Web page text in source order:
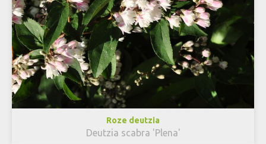
Roze deutzia
Deutzia scabra 'Plena'